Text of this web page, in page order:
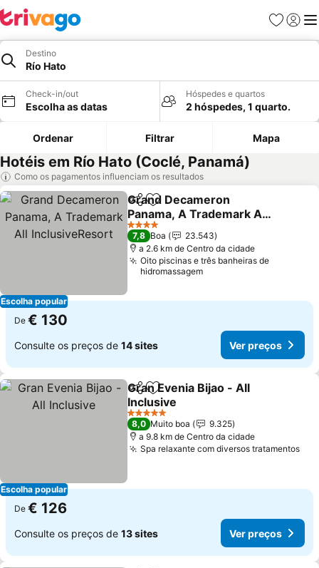
Favoritos
Iniciar
Destino
Río Hato
Check-in/out
Escolha as datas
Hóspedes e quartos
2 hóspedes, 1 quarto.
Ordenar Filtrar Mapa
Hotéis em Río Hato (Coclé, Panamá)
Como os pagamentos influenciam os resultados
Escolha popular
PartilharAdicionar aos favoritos
Grand Decameron
Panama, A Trademark All
InclusiveResort
4 Estrelas
7,8 Boa
23.543
a 2.6 km de Centro da cidade
Oito piscinas e três banheiras de
hidromassagem
De € 130
Consulte os preços de 14 sites Ver preços
Escolha popular
PartilharAdicionar aos favoritos
Gran Evenia Bijao - All
Inclusive
5 Estrelas
8,0 Muito boa
9.325
a 9.8 km de Centro da cidade
Spa relaxante com diversos tratamentos
De € 126
Consulte os preços de 13 sites Ver preços